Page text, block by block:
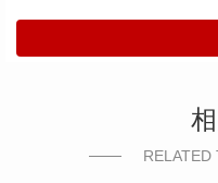
RELATED